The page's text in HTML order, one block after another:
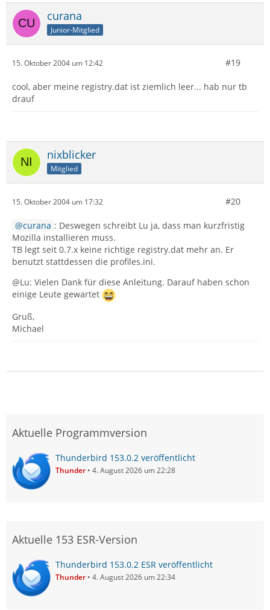
curana
Junior-Mitglied
15. Oktober 2004 um 12:42 #19
cool, aber meine registry.dat ist ziemlich leer... hab nur tb
drauf
nixblicker
Mitglied
15. Oktober 2004 um 17:32 #20
curana : Deswegen schreibt Lu ja, dass man kurzfristig
Mozilla installieren muss.
TB legt seit 0.7.x keine richtige registry.dat mehr an. Er
benutzt stattdessen die profiles.ini.
@Lu: Vielen Dank für diese Anleitung. Darauf haben schon
einige Leute gewartet
Gruß,
Michael
Aktuelle Programmversion
Thunderbird 153.0.2 veröffentlicht
Thunder 4. August 2026 um 22:28
Aktuelle 153 ESR-Version
Thunderbird 153.0.2 ESR veröffentlicht
Thunder 4. August 2026 um 22:34